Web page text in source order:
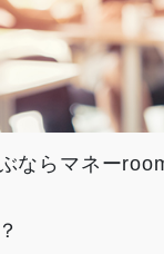
ならマネー